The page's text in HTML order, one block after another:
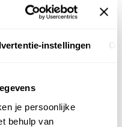
instellingen
je persoonlijke
behulp van
jouw
eruit kan
Reality?